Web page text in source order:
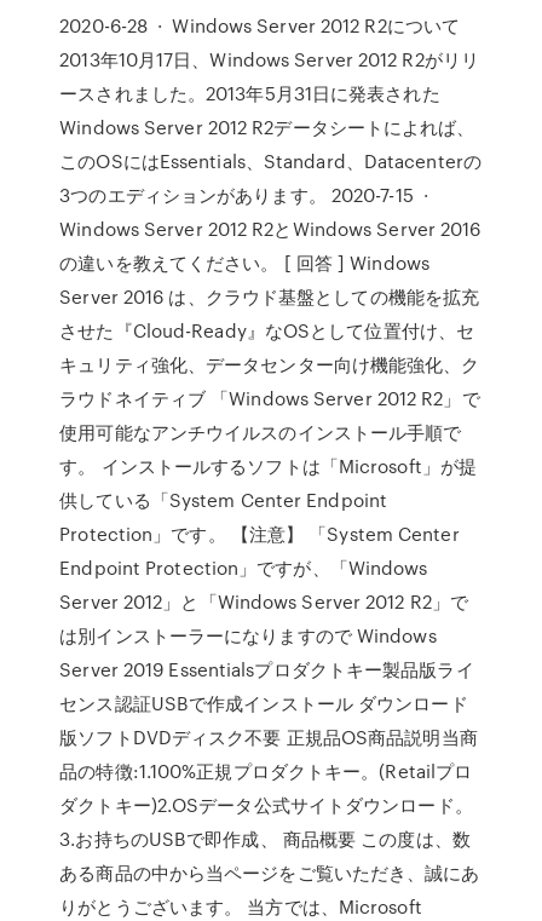
2020-6-28 · Windows Server 2012 R2について
2013年10月17日、Windows Server 2012 R2がリリ
ースされました。2013年5月31日に発表された
Windows Server 2012 R2データシートによれば、
このOSにはEssentials、Standard、Datacenterの
3つのエディションがあります。 2020-7-15 ·
Windows Server 2012 R2とWindows Server 2016
の違いを教えてください。 [ 回答 ] Windows
Server 2016 は、クラウド基盤としての機能を拡充
させた『Cloud-Ready』なOSとして位置付け、セ
キュリティ強化、データセンター向け機能強化、ク
ラウドネイティブ 「Windows Server 2012 R2」で
使用可能なアンチウイルスのインストール手順で
す。 インストールするソフトは「Microsoft」が提
供している「System Center Endpoint
Protection」です。 【注意】 「System Center
Endpoint Protection」ですが、「Windows
Server 2012」と「Windows Server 2012 R2」で
は別インストーラーになりますので Windows
Server 2019 Essentialsプロダクトキー製品版ライ
センス認証USBで作成インストール ダウンロード
版ソフトDVDディスク不要 正規品OS商品説明当商
品の特徴:1.100%正規プロダクトキー。(Retailプロ
ダクトキー)2.OSデータ公式サイトダウンロード。
3.お持ちのUSBで即作成、 商品概要 この度は、数
ある商品の中から当ページをご覧いただき、誠にあ
りがとうございます。 当方では、Microsoft